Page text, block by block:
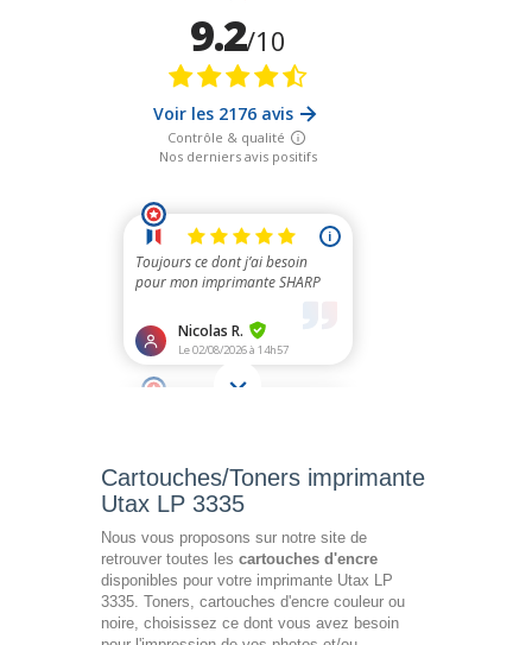
Cartouches/Toners imprimante
Utax LP 3335
Nous vous proposons sur notre site de
retrouver toutes les cartouches d'encre
disponibles pour votre imprimante Utax LP
3335. Toners, cartouches d'encre couleur ou
noire, choisissez ce dont vous avez besoin